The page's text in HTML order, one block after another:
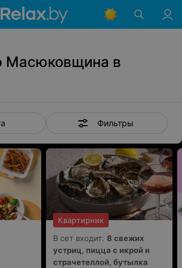
Масюковщина в
Фильтры
Квартирник
В сет входит: 8 свежих
устриц, пицца с икрой и
страчетеллой, бутылка